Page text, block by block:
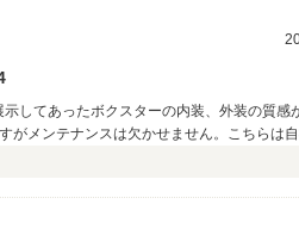
してあったボクスターの内装、外装の質感
がメンテナンスは欠かせません。こちらは
ます。お話をうかがう中で日本全国から注
入して良かったと思っています。